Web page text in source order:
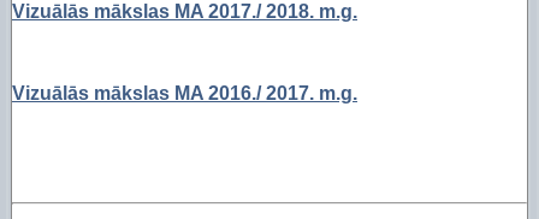
Vizuālās mākslas MA 2017./ 2018. m.g.
Vizuālās mākslas MA 2016./ 2017. m.g.